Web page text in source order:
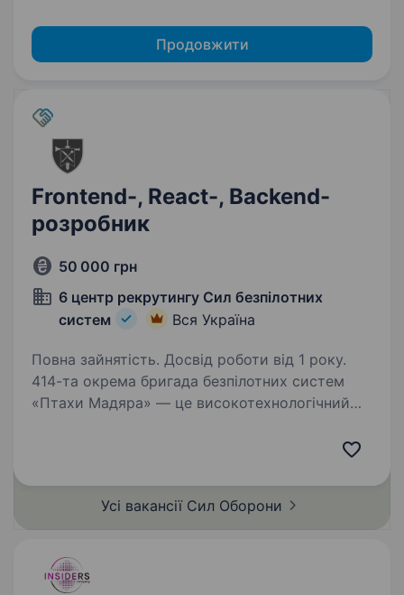
Продовжити
Frontend-, React-, Backend-
розробник
50 000 грн
6 центр рекрутингу Сил безпілотних
систем
Вся Україна
Повна зайнятість. Досвід роботи від 1 року.
414-та окрема бригада безпілотних систем
«Птахи Мадяра» — це високотехнологічний
безпілотних…
Усі вакансії Сил Оборони